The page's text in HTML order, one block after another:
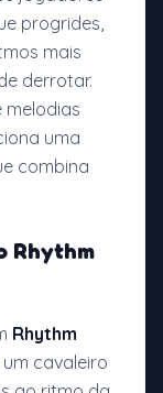
progrides,
mais
derrotar.
melodias
uma
combina
Rhythm
Rhythm
cavaleiro